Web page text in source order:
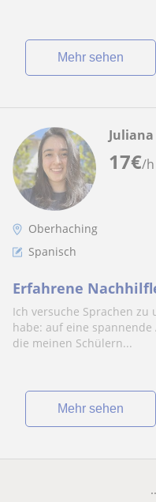
Mehr sehen
17€/h
Juliana
Oberhaching
Spanisch
Erfahrene
Ich versuche Sprachen
habe: auf eine
die meinen Schülern...
Mehr sehen